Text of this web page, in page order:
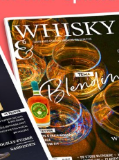
med masser af
flot og gennemført zin,